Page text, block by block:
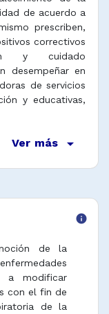
de acuerdo a
prescriben,
correctivos
y cuidado
desempeñar en
de servicios
y educativas,
Ver más arrow_drop_down
info
de la
a modificar
con el fin de
de la